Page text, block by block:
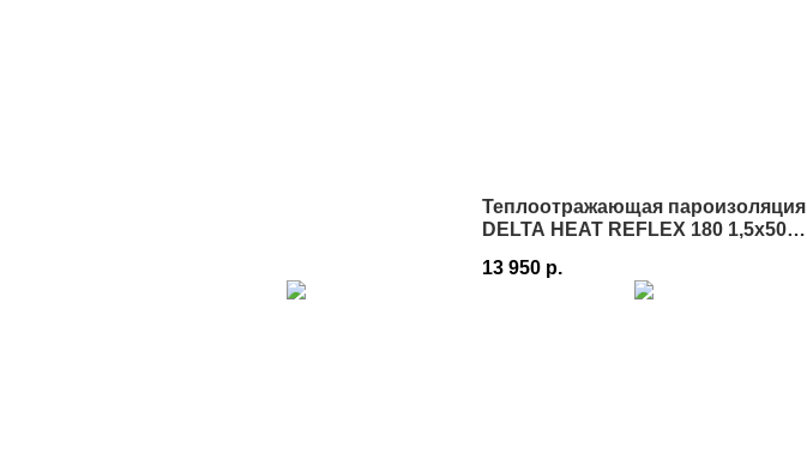
Теплоотражающая пароизоляция
DELTA HEAT REFLEX 180 1,5х50 м
13 950 р.